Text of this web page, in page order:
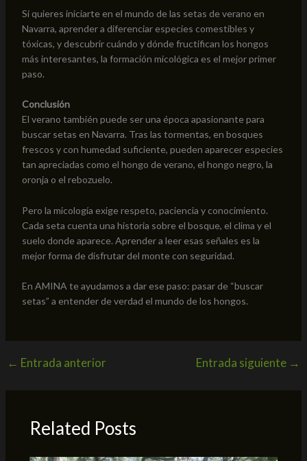
Si quieres iniciarte en el mundo de las setas de verano en
Navarra, aprender a diferenciar especies comestibles y
tóxicas, y descubrir cuándo y dónde fructifican los hongos
más interesantes, la formación micológica es el mejor primer
paso.
Conclusión
El verano también puede ser una época apasionante para
buscar setas en Navarra. Tras las tormentas, en bosques
frescos y con humedad suficiente, pueden aparecer especies
tan apreciadas como el hongo de verano, el hongo negro, la
oronja o el rebozuelo.
Pero la micología exige respeto, paciencia y conocimiento.
Cada seta cuenta una historia sobre el bosque, el clima y el
suelo donde aparece. Aprender a leer esas señales es la
mejor forma de disfrutar del monte con seguridad.
En AMINA te ayudamos a dar ese paso: pasar de “buscar
setas” a entender de verdad el mundo de los hongos.
← Entrada anterior Entrada siguiente →
Related Posts